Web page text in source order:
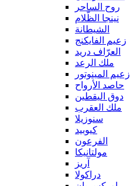
روح الساحر
نينجا الظّلام
الشيطانة
زعيم الفايكنج
العرّاف دريد
ملك الرعد
زعيم المينوتور
حاصد الأرواح
دوق اليقطين
ملك العقرب
سنوزيلا
كيوبيد
الفرعون
مولتانيكا
آريز
دراكولا